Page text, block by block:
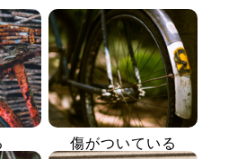
傷がついている